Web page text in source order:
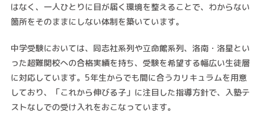
はなく、一人ひとりに目が届く環境を整えることで、わからない
箇所をそのままにしない体制を築いています。
中学受験においては、同志社系列や立命館系列、洛南・洛星とい
った超難関校への合格実績を持ち、受験を希望する幅広い生徒層
に対応しています。5年生からでも間に合うカリキュラムを用意
しており、「これから伸びる子」に注目した指導方針で、入塾テ
ストなしでの受け入れをおこなっています。